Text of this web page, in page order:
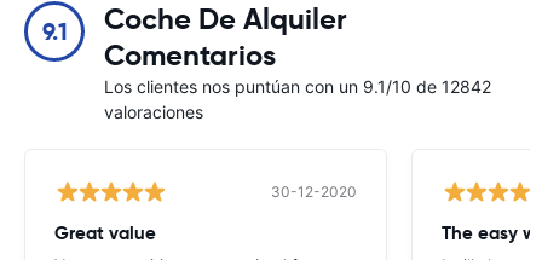
9.1
Coche De Alquiler
Comentarios
Los clientes nos puntúan con un 9.1/10 de 12842
valoraciones
30-12-2020
Great value